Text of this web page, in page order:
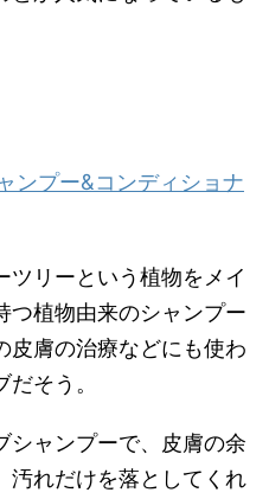
ンプー&コンディショナ
ツリーという植物をメイ
つ植物由来のシャンプー
皮膚の治療などにも使わ
そう。
シャンプーで、皮膚の余
汚れだけを落としてくれ